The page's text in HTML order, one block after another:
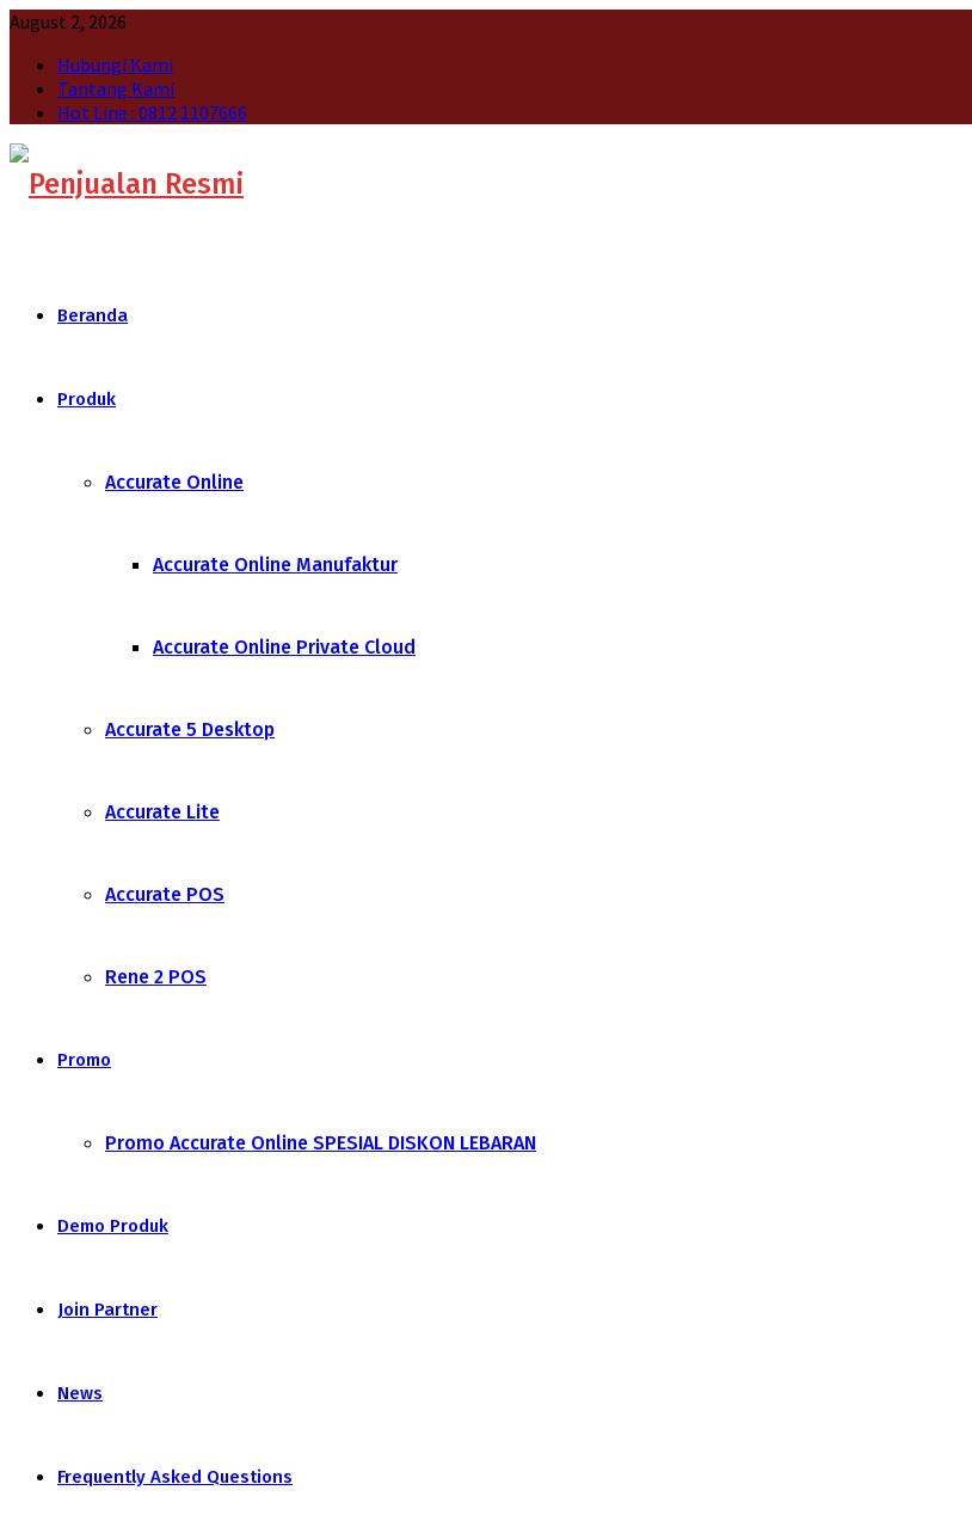
August 2, 2026
Hubungi Kami
Tantang Kami
Hot Line : 0812 1107666
Beranda
Produk
Accurate Online
Accurate Online Manufaktur
Accurate Online Private Cloud
Accurate 5 Desktop
Accurate Lite
Accurate POS
Rene 2 POS
Promo
Promo Accurate Online SPESIAL DISKON LEBARAN
Demo Produk
Join Partner
News
Frequently Asked Questions